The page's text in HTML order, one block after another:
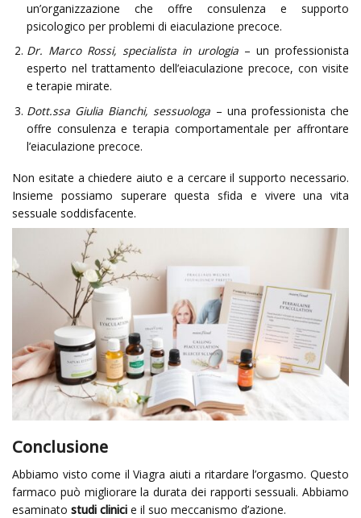
un’organizzazione che offre consulenza e supporto
psicologico per problemi di eiaculazione precoce.
Dr. Marco Rossi, specialista in urologia– un professionista
esperto nel trattamento dell’eiaculazione precoce, con visite
e terapie mirate.
Dott.ssa Giulia Bianchi, sessuologa – una professionista che
offre consulenza e terapia comportamentale per affrontare
l’eiaculazione precoce.
Non esitate a chiedere aiuto e a cercare il supporto necessario.
Insieme possiamo superare questa sfida e vivere una vita
sessuale soddisfacente.
Conclusione
Abbiamo visto come il Viagra aiuti a ritardare l’orgasmo. Questo
farmaco può migliorare la durata dei rapporti sessuali. Abbiamo
esaminato studi clinici e il suo meccanismo d’azione.